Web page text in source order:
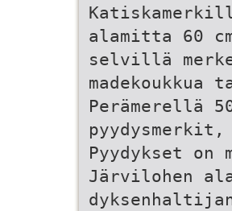
alamitta 60
selvillä
Perämerellä
Pyydykset
Järvilohen